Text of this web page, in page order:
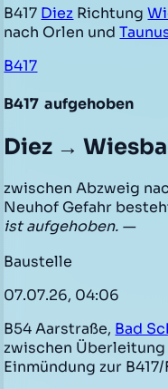
B417 Diez Richtung
nach Orlen und
B417
B417 aufgehoben
Diez →
zwischen Abzweig
Neuhof Gefahr
ist aufgehoben. —
Baustelle
07.07.26, 04:06
B54 Aarstraße, Bad
zwischen
Einmündung zur